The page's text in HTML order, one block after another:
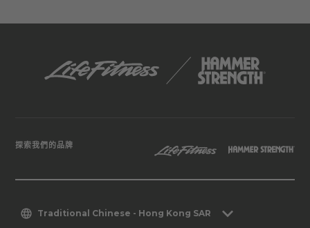
探索我們的品牌
Traditional Chinese - Hong Kong SAR